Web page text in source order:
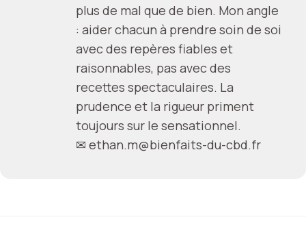
plus de mal que de bien. Mon angle
: aider chacun à prendre soin de soi
avec des repères fiables et
raisonnables, pas avec des
recettes spectaculaires. La
prudence et la rigueur priment
toujours sur le sensationnel.
✉ ethan.m@bienfaits-du-cbd.fr